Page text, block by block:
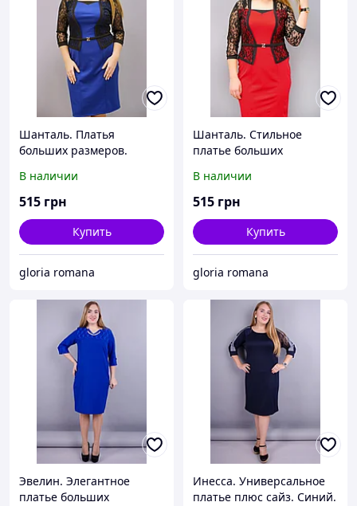
Шанталь. Платья
больших размеров.
В наличии
515 грн
Купить
gloria romana
Шанталь. Стильное
платье больших
В наличии
515 грн
Купить
gloria romana
Эвелин. Элегантное
платье больших
Инесса. Универсальное
платье плюс сайз. Синий.